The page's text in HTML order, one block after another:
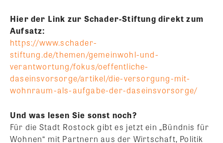
Hier der Link zur Schader-Stiftung direkt zum
Aufsatz:
https://www.schader-
stiftung.de/themen/gemeinwohl-und-
verantwortung/fokus/oeffentliche-
daseinsvorsorge/artikel/die-versorgung-mit-
wohnraum-als-aufgabe-der-daseinsvorsorge/
Und was lesen Sie sonst noch?
Für die Stadt Rostock gibt es jetzt ein „Bündnis für
Wohnen“ mit Partnern aus der Wirtschaft, Politik